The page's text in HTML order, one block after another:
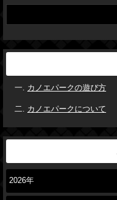
カノエパークの遊び方
カノエパークについて
2026年